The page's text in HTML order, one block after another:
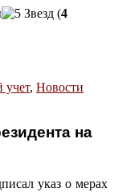
(4
, Новости
на
указ о мерах